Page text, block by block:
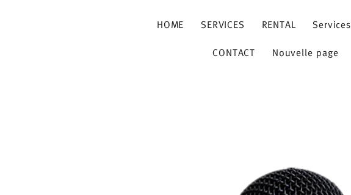
HOME SERVICES RENTAL Services
CONTACT Nouvelle page